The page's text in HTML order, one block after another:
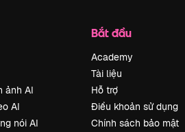
ảnh AI
AI
nói AI
Bắt đầu
Academy
Tài liệu
Hỗ trợ
Điều khoản sử dụng
Chính sách bảo mật